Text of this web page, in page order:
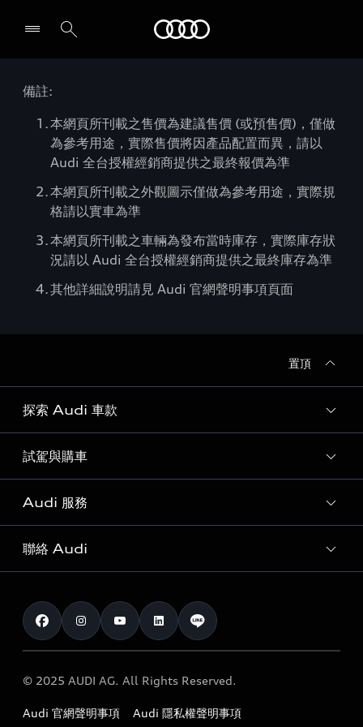
備註:
本網頁所刊載之售價為建議售價 (或預售價)，僅做
為參考用途，實際售價將因產品配置而異，請以
Audi 全台授權經銷商提供之最終報價為準
本網頁所刊載之外觀圖示僅做為參考用途，實際規
格請以實車為準
本網頁所刊載之車輛為發布當時庫存，實際庫存狀
況請以 Audi 全台授權經銷商提供之最終庫存為準
其他詳細說明請見 Audi 官網聲明事項頁面
置頂
探索 Audi 車款
所有車款
客製化您的 Audi
Audi 純電生活圈
奧迪嚴選中古車
試駕與購車
購車方案
最新優惠
預約試駕 | 多元安心賞車
Audi 經銷商服務據點
Audi 服務
Audi 原廠配件與精品
myAudi TW app
定期保養
保固
召回案件查詢
聯絡 Audi
訂閱電子報
與我聯繫
© 2025 AUDI AG. All Rights Reserved.
Audi 官網聲明事項 Audi 隱私權聲明事項